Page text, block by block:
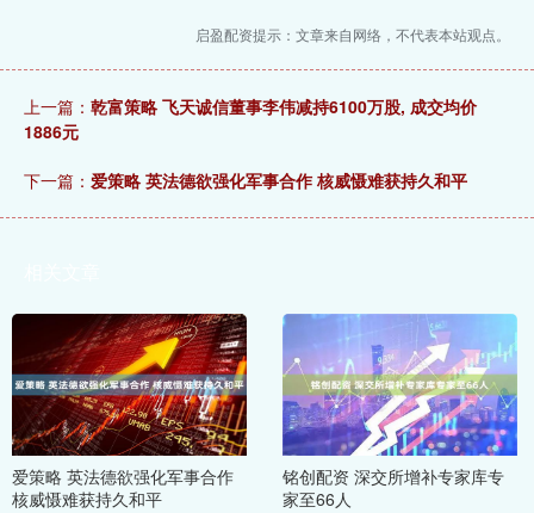
启盈配资提示：文章来自网络，不代表本站观点。
上一篇： 乾富策略 飞天诚信董事李伟减持6100万股, 成交均价
1886元
下一篇： 爱策略 英法德欲强化军事合作 核威慑难获持久和平
爱策略 英法德欲强化军事合作
核威慑难获持久和平
铭创配资 深交所增补专家库专
家至66人